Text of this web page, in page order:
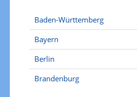
Baden-Württemberg
Bayern
Berlin
Brandenburg